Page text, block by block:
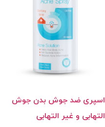
اسپری ضد جوش بدن جوش
التهابی و غیر التهابی